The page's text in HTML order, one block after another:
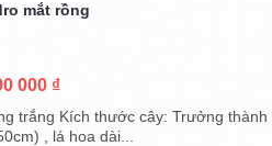
mắt rồng
000 ₫
trắng Kích thước cây: Trưởng thành
, lá hoa dài...